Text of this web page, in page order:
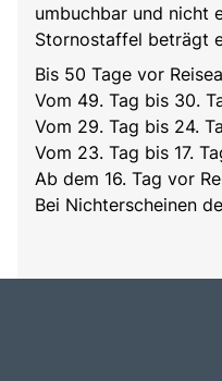
umbuchbar und nicht
Stornostaffel beträgt
Bis 50 Tage vor
Vom 49. Tag bis 30.
Vom 29. Tag bis 24.
Vom 23. Tag bis 17.
Ab dem 16. Tag vor
Bei Nichterscheinen